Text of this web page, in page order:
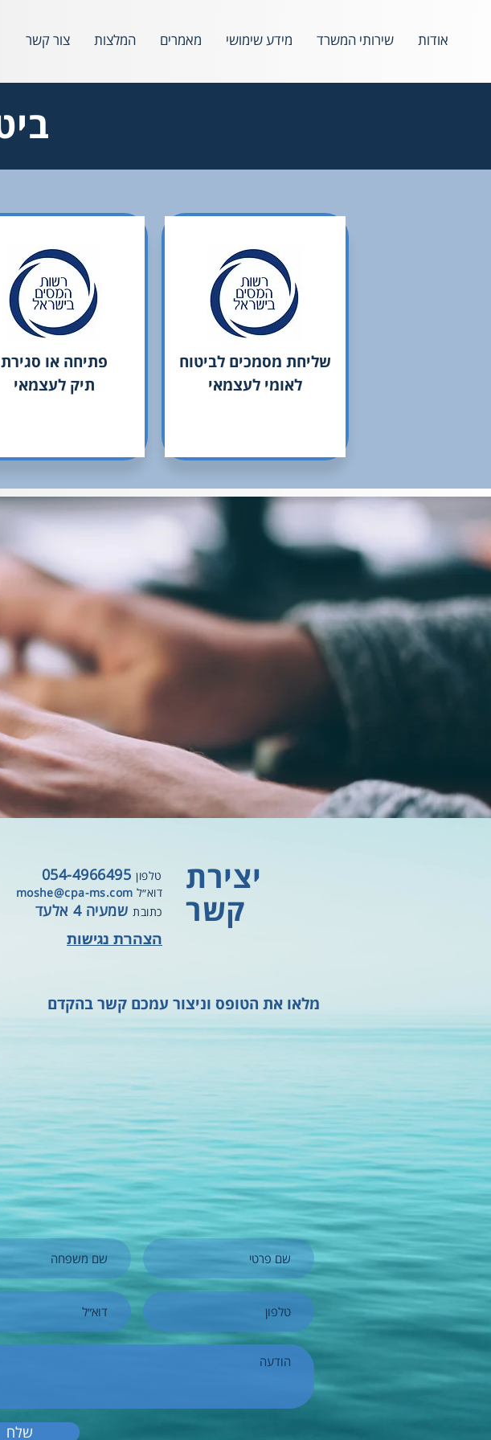
אודות שירותי המשרד מידע שימושי מאמרים המלצות צור קשר
שליחת מסמכים לביטוח
לאומי לעצמאי
פתיחה או סגירת
תיק לעצמאי
טלפון 054-4966495
דוא״ל moshe@cpa-ms.com
כתובת שמעיה 4 אלעד
יצירת
קשר
הצהרת נגישות
מלאו את הטופס וניצור עמכם קשר בהקדם
שלח